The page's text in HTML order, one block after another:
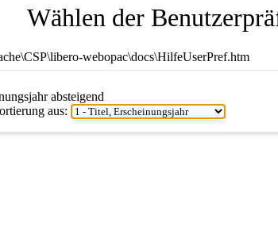
Wählen der
webopac\docs\HilfeUserPref.htm
absteigend
aus: